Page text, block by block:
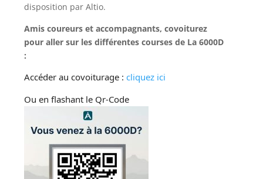
disposition par Altio.
Amis coureurs et accompagnants, covoiturez
pour aller sur les différentes courses de La 6000D
:
Accéder au covoiturage :cliquez ici
Ou en flashant le Qr-Code